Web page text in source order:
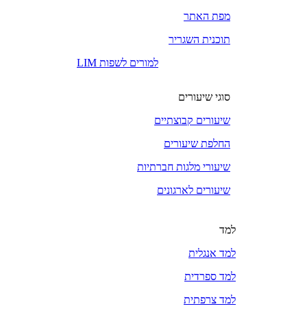
מפת האתר
תוכנית השגריר
LIM למורים לשפות
סוגי שיעורים
שיעורים קבוצתיים
החלפת שיעורים
שיעורי מלגות חברתיות
שיעורים לארגונים
למד
למד אנגלית
למד ספרדית
למד צרפתית